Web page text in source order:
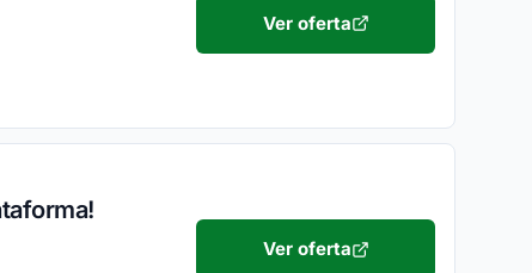
Ver oferta
Ver oferta